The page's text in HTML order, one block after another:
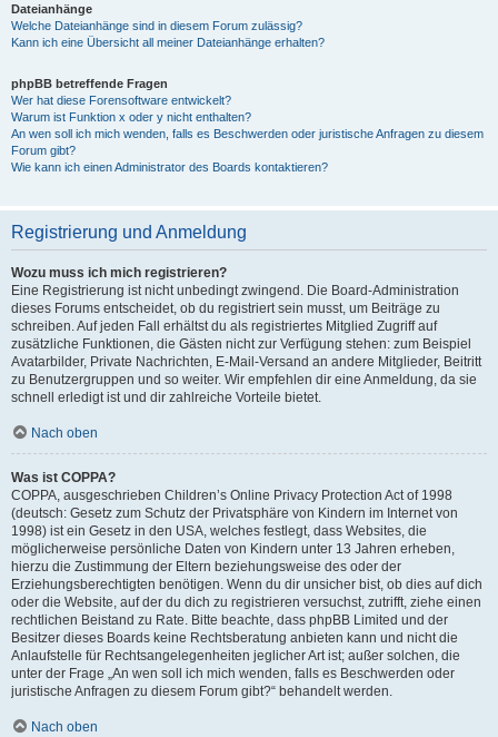
Dateianhänge
Welche Dateianhänge sind in diesem Forum zulässig?
Kann ich eine Übersicht all meiner Dateianhänge erhalten?
phpBB betreffende Fragen
Wer hat diese Forensoftware entwickelt?
Warum ist Funktion x oder y nicht enthalten?
An wen soll ich mich wenden, falls es Beschwerden oder juristische Anfragen zu diesem
Forum gibt?
Wie kann ich einen Administrator des Boards kontaktieren?
Registrierung und Anmeldung
Wozu muss ich mich registrieren?
Eine Registrierung ist nicht unbedingt zwingend. Die Board-Administration
dieses Forums entscheidet, ob du registriert sein musst, um Beiträge zu
schreiben. Auf jeden Fall erhältst du als registriertes Mitglied Zugriff auf
zusätzliche Funktionen, die Gästen nicht zur Verfügung stehen: zum Beispiel
Avatarbilder, Private Nachrichten, E-Mail-Versand an andere Mitglieder, Beitritt
zu Benutzergruppen und so weiter. Wir empfehlen dir eine Anmeldung, da sie
schnell erledigt ist und dir zahlreiche Vorteile bietet.
Nach oben
Was ist COPPA?
COPPA, ausgeschrieben Children’s Online Privacy Protection Act of 1998
(deutsch: Gesetz zum Schutz der Privatsphäre von Kindern im Internet von
1998) ist ein Gesetz in den USA, welches festlegt, dass Websites, die
möglicherweise persönliche Daten von Kindern unter 13 Jahren erheben,
hierzu die Zustimmung der Eltern beziehungsweise des oder der
Erziehungsberechtigten benötigen. Wenn du dir unsicher bist, ob dies auf dich
oder die Website, auf der du dich zu registrieren versuchst, zutrifft, ziehe einen
rechtlichen Beistand zu Rate. Bitte beachte, dass phpBB Limited und der
Besitzer dieses Boards keine Rechtsberatung anbieten kann und nicht die
Anlaufstelle für Rechtsangelegenheiten jeglicher Art ist; außer solchen, die
unter der Frage „An wen soll ich mich wenden, falls es Beschwerden oder
juristische Anfragen zu diesem Forum gibt?“ behandelt werden.
Nach oben